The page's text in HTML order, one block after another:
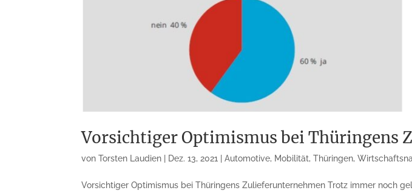
Vorsichtiger Optimismus bei Thüringens
vonTorsten Laudien Dez. 13, 2021 |Automotive, Mobilität,Thüringen,
Vorsichtiger Optimismus bei Thüringens Zulieferunternehmen Trotz immer noch